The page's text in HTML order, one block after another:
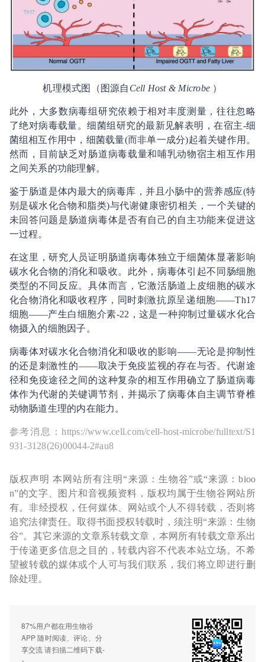
机理模式图（图源自 Cell Host & Microbe ）
此外，大多数病毒组研究依赖于相对丰度测量，往往忽略
了绝对病毒载量。细菌组研究的最新见解表明，在宿主-细
菌组相互作用中，细菌载量(而非单一成分)起着关键作用。
然而，目前缺乏对肠道病毒载量和哺乳动物宿主相互作用
之间关系的功能理解。
鉴于肠道是体内最大的病毒库，并且小肠中的营养感应(特
别是碳水化合物和脂类)与代谢健康密切相关，一个关键的
未回答问题是肠道病毒体是否有自己的自主功能来促进这
一过程。
在这里，研究人员证明肠道病毒体独立于细菌体显著影响
碳水化合物的消化和吸收。此外，病毒体引起不同肠细胞
类型的不同反应。具体而言，它激活肠道上皮细胞的碳水
化合物消化和吸收程序，同时刺激抗原呈递细胞——Th17
细胞——产生白细胞介素-22，这是一种抑制过量碳水化合
物摄入的细胞因子。
病毒体对碳水化合物消化和吸收的影响——无论是抑制性
的还是刺激性的——取决于免疫监视的存在与否。代谢途
径和免疫途径之间的这种复杂的相互作用确立了肠道病毒
体作为代谢的关键调节剂，并揭示了病毒体自主调节脊椎
动物肠道生理的内在能力。
参考消息：https://www.cell.com/cell-host-microbe/fulltext/S1
931-3128(26)00044-2#au8
版权声明 本网站所有注明“来源：生物谷”或“来源：bioo
n”的文字、图片和音视频资料，版权均属于生物谷网站所
有。非经授权，任何媒体、网站或个人不得转载，否则将
追究法律责任。取得书面授权转载时，须注明“来源：生物
谷”。其它来源的文章系转载文章，本网所有转载文章系出
于传递更多信息之目的，转载内容不代表本站立场。不希
望被转载的媒体或个人可与我们联系，我们将立即进行删
除处理。
87%用户都在用生物谷
APP 随时阅读、评论、分
享交流 请扫描二维码下载-